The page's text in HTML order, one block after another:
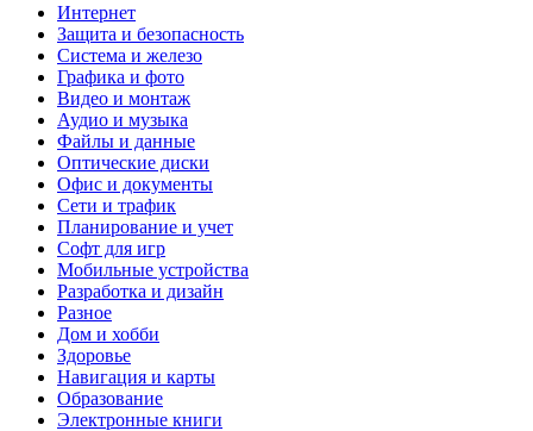
Интернет
Защита и безопасность
Система и железо
Графика и фото
Видео и монтаж
Аудио и музыка
Файлы и данные
Оптические диски
Офис и документы
Сети и трафик
Планирование и учет
Софт для игр
Мобильные устройства
Разработка и дизайн
Разное
Дом и хобби
Здоровье
Навигация и карты
Образование
Электронные книги